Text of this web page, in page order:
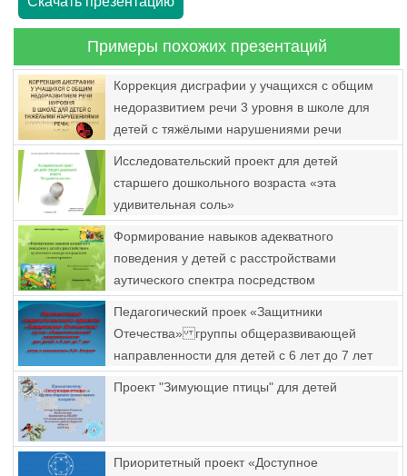
Примеры похожих презентаций
Коррекция дисграфии у учащихся с общим
недоразвитием речи 3 уровня в школе для
детей с тяжёлыми нарушениями речи
Исследовательский проект для детей
старшего дошкольного возраста «эта
удивительная соль»
Формирование навыков адекватного
поведения у детей с расстройствами
аутического спектра посредством
Педагогический проек «Защитники
Отечества» группы общеразвивающей
направленности для детей с 6 лет до 7 лет
Проект "Зимующие птицы" для детей
Приоритетный проект «Доступное